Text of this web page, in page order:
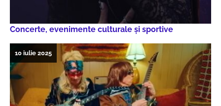
Concerte, evenimente culturale şi sportive
10 iulie 2025